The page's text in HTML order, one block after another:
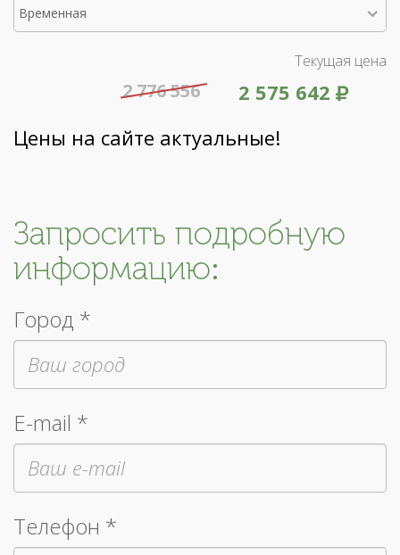
Временная
Текущая цена
2 575 642
2 776 556
Цены на сайте актуальные!
Запросить подробную
информацию:
Город *
E-mail *
Телефон *